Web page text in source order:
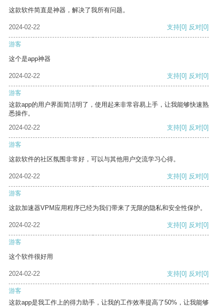
这款软件简直是神器，解决了我所有问题。
2024-02-22 支持[0] 反对[0]
游客
这个是app神器
2024-02-22 支持[0] 反对[0]
游客
这款app的用户界面简洁明了，使用起来非常容易上手，让我能够快速熟
悉操作。
2024-02-22
支持[0] 反对[0]
游客
这款软件的社区氛围非常好，可以与其他用户交流学习心得。
2024-02-22 支持[0] 反对[0]
游客
这款加速器VPM应用程序已经为我们带来了无限的隐私和安全性保护。
2024-02-22 支持[0] 反对[0]
游客
这个软件很好用
2024-02-22 支持[0] 反对[0]
游客
这款app是我工作上的得力助手，让我的工作效率提高了50%，让我能够